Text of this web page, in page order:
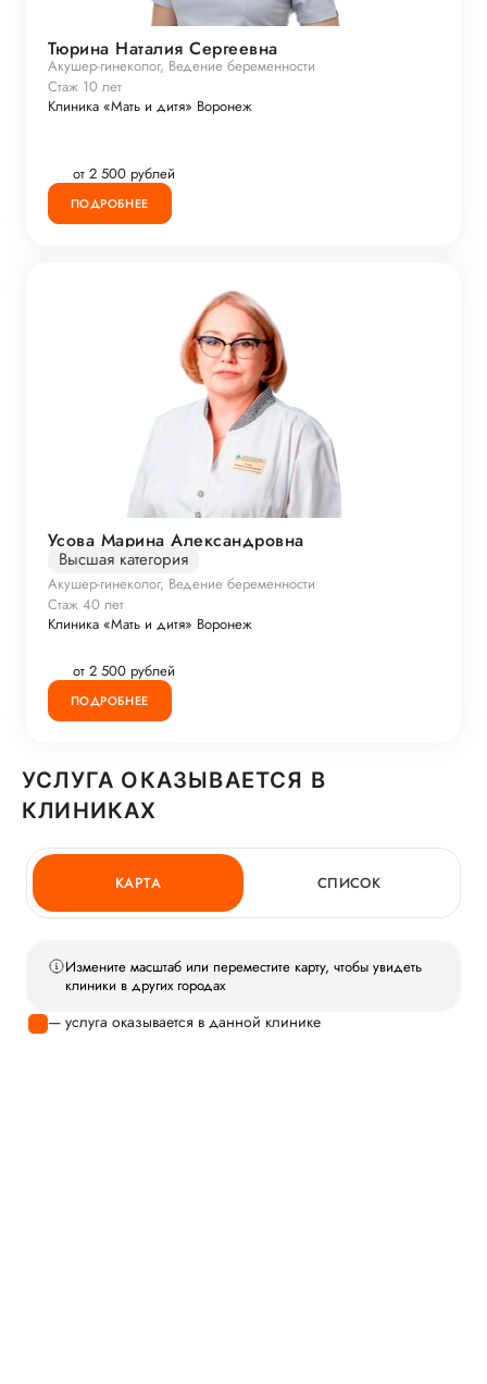
Тюрина Наталия Сергеевна
Акушер-гинеколог, Ведение беременности
Стаж 10 лет
Клиника «Мать и дитя» Воронеж
от 2 500 рублей
ПОДРОБНЕЕ
Усова Марина Александровна
Высшая категория
Акушер-гинеколог, Ведение беременности
Стаж 40 лет
Клиника «Мать и дитя» Воронеж
от 2 500 рублей
ПОДРОБНЕЕ
УСЛУГА ОКАЗЫВАЕТСЯ В
КЛИНИКАХ
КАРТА СПИСОК
Измените масштаб или переместите карту, чтобы увидеть
клиники в других городах
— услуга оказывается в данной клинике